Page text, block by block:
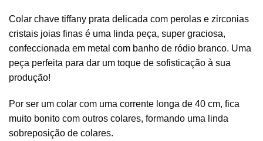
Colar chave tiffany prata delicada com perolas e zirconias
cristais joias finas é uma linda peça, super graciosa,
confeccionada em metal com banho de ródio branco. Uma
peça perfeita para dar um toque de sofisticação à sua
produção!
Por ser um colar com uma corrente longa de 40 cm, fica
muito bonito com outros colares, formando uma linda
sobreposição de colares.